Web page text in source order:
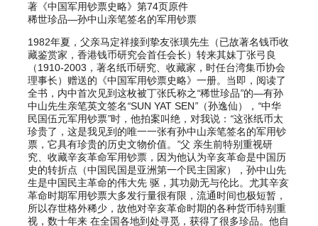
著《中国军用钞票史略》第74页原件
稀世珍品—孙中山亲笔签名的军用钞票
1982年夏，父亲马定祥接到挚友张璜先生（已故著名钱币收
藏鉴赏家，香港钱币研究会首任会长）转来其妹丁张弓良
（1910-2003，著名纸币研究、收藏家，时任台湾集币协会
理事长）赠送的《中国军用钞票史略》一册。当即，阅读了
全书，内中首次见到这枚被丁张氏称之“稀世珍品”的—有孙
中山先生亲笔英文签名“SUN YAT SEN” （孙逸仙）， “中华
民国伍元军用钞票”时，他拍案叫绝，对我说： “这张纸币太
珍贵了，这是我见到的唯一一张有孙中山亲笔签名的军用钞
票，它具有珍贵的历史文物价值。 ”父 亲生前特别重视研
究、收藏辛亥革命军用钞票，因为他认为辛亥革命是中国历
史的转折点（中国民国是亚洲第一个民主国家），孙中山先
生是中国民主革命的伟大先 驱，其功勋无与伦比。尤其辛亥
革命时期军用钞票大多发行量很有限，流通时间也极短暂，
所以存世格外稀少，故他对辛亥革命时期的各种货币特别重
视，数十年来 在全国各地到处寻觅，获得了很多珍品。他自